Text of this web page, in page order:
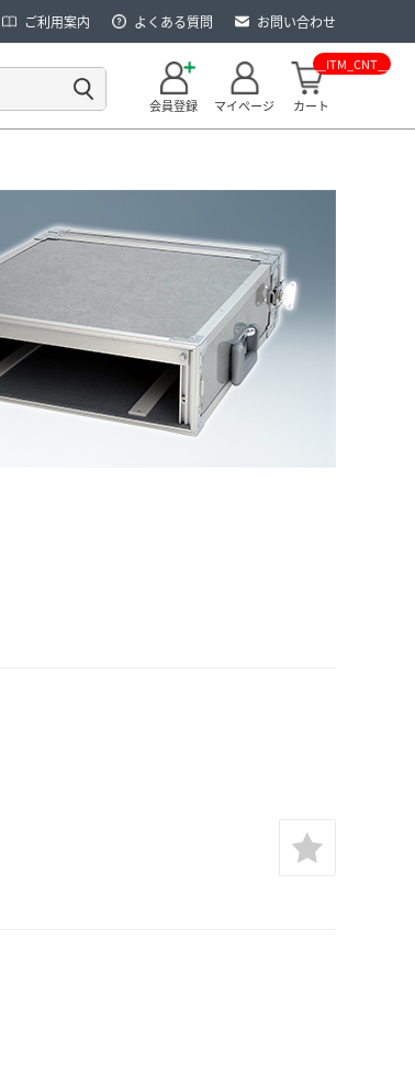
ご利用案内 よくある質問 お問い合わせ
会員登録 マイページ カート
__ITM_CNT__